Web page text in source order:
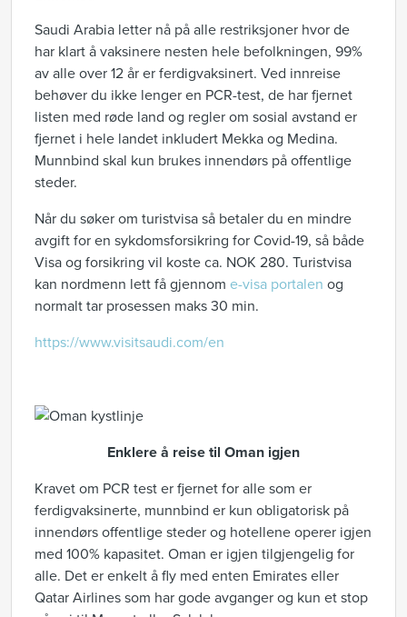
Saudi Arabia letter nå på alle restriksjoner hvor de
har klart å vaksinere nesten hele befolkningen, 99%
av alle over 12 år er ferdigvaksinert. Ved innreise
behøver du ikke lenger en PCR-test, de har fjernet
listen med røde land og regler om sosial avstand er
fjernet i hele landet inkludert Mekka og Medina.
Munnbind skal kun brukes innendørs på offentlige
steder.
Når du søker om turistvisa så betaler du en mindre
avgift for en sykdomsforsikring for Covid-19, så både
Visa og forsikring vil koste ca. NOK 280. Turistvisa
kan nordmenn lett få gjennom e-visa portalen og
normalt tar prosessen maks 30 min.
https://www.visitsaudi.com/en
Enklere å reise til Oman igjen
Kravet om PCR test er fjernet for alle som er
ferdigvaksinerte, munnbind er kun obligatorisk på
innendørs offentlige steder og hotellene operer igjen
med 100% kapasitet. Oman er igjen tilgjengelig for
alle. Det er enkelt å fly med enten Emirates eller
Qatar Airlines som har gode avganger og kun et stop